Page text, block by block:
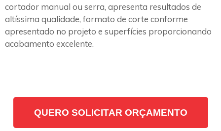
cortador manual ou serra, apresenta resultados de
altíssima qualidade, formato de corte conforme
apresentado no projeto e superfícies proporcionando
acabamento excelente.
QUERO SOLICITAR ORÇAMENTO